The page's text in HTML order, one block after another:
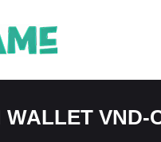
WALLET VND-